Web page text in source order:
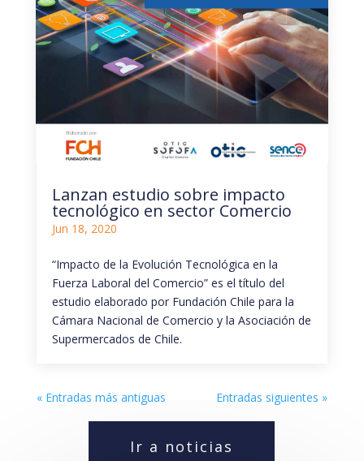
Lanzan estudio sobre impacto
tecnológico en sector Comercio
Jun 18, 2020
“Impacto de la Evolución Tecnológica en la
Fuerza Laboral del Comercio” es el título del
estudio elaborado por Fundación Chile para la
Cámara Nacional de Comercio y la Asociación de
Supermercados de Chile.
« Entradas más antiguas Entradas siguientes »
Ir a noticias